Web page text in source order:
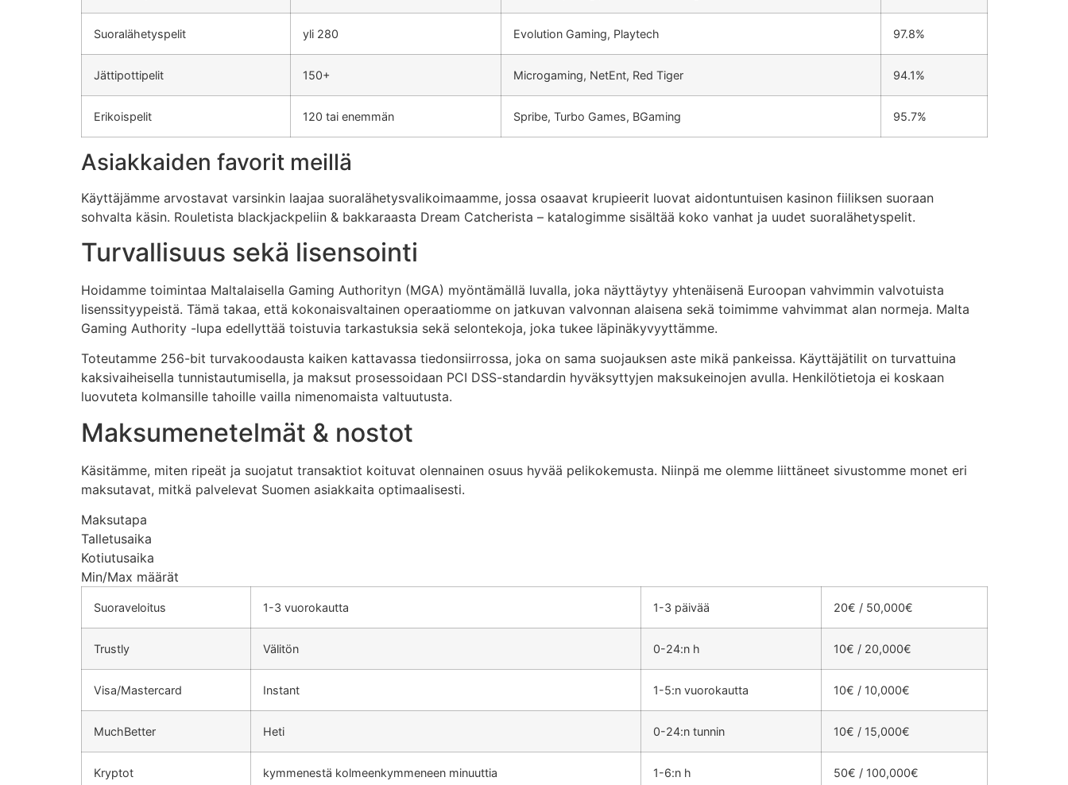
Suoralähetyspelit yli 280 Evolution Gaming, Playtech 97.8%
Jättipottipelit 150+ Microgaming, NetEnt, Red Tiger 94.1%
Erikoispelit 120 tai enemmän Spribe, Turbo Games, BGaming 95.7%
Asiakkaiden favorit meillä
Käyttäjämme arvostavat varsinkin laajaa suoralähetysvalikoimaamme, jossa osaavat krupieerit luovat aidontuntuisen kasinon fiiliksen suoraan
sohvalta käsin. Rouletista blackjackpeliin & bakkaraasta Dream Catcherista – katalogimme sisältää koko vanhat ja uudet suoralähetyspelit.
Turvallisuus sekä lisensointi
Hoidamme toimintaa Maltalaisella Gaming Authorityn (MGA) myöntämällä luvalla, joka näyttäytyy yhtenäisenä Euroopan vahvimmin valvotuista
lisenssityypeistä. Tämä takaa, että kokonaisvaltainen operaatiomme on jatkuvan valvonnan alaisena sekä toimimme vahvimmat alan normeja. Malta
Gaming Authority -lupa edellyttää toistuvia tarkastuksia sekä selontekoja, joka tukee läpinäkyvyyttämme.
Toteutamme 256-bit turvakoodausta kaiken kattavassa tiedonsiirrossa, joka on sama suojauksen aste mikä pankeissa. Käyttäjätilit on turvattuina
kaksivaiheisella tunnistautumisella, ja maksut prosessoidaan PCI DSS-standardin hyväksyttyjen maksukeinojen avulla. Henkilötietoja ei koskaan
luovuteta kolmansille tahoille vailla nimenomaista valtuutusta.
Maksumenetelmät & nostot
Käsitämme, miten ripeät ja suojatut transaktiot koituvat olennainen osuus hyvää pelikokemusta. Niinpä me olemme liittäneet sivustomme monet eri
maksutavat, mitkä palvelevat Suomen asiakkaita optimaalisesti.
Maksutapa
Talletusaika
Kotiutusaika
Min/Max määrät
Suoraveloitus 1-3 vuorokautta 1-3 päivää 20€ / 50,000€
Trustly Välitön 0-24:n h 10€ / 20,000€
Visa/Mastercard Instant 1-5:n vuorokautta 10€ / 10,000€
MuchBetter Heti 0-24:n tunnin 10€ / 15,000€
Kryptot kymmenestä kolmeenkymmeneen minuuttia 1-6:n h 50€ / 100,000€